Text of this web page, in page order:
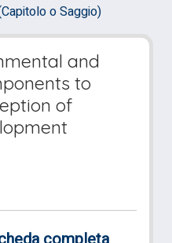
o Saggio)
and
to
of